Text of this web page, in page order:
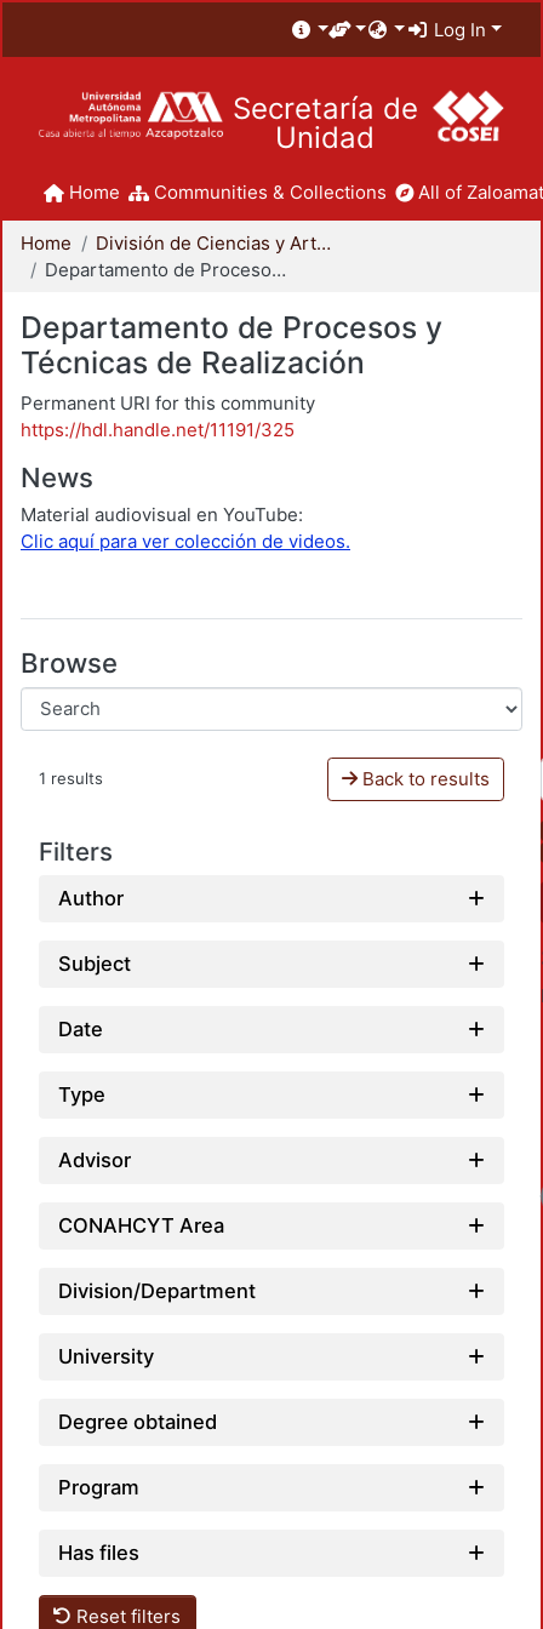
Log In
Secretaría de
Unidad
Home Communities & Collections All of
Home
División de Ciencias y Artes para el Diseño
Departamento de Procesos y Técnicas de Realización
Departamento de Procesos y
Técnicas de Realización
Permanent URI for this community
https://hdl.handle.net/11191/325
News
Material audiovisual en YouTube:
Clic aquí para ver colección de videos.
Browse
1 results Back to results
Filters
Author
Subject
Date
Type
Advisor
CONAHCYT Area
Division/Department
University
Degree obtained
Program
Has files
Reset filters